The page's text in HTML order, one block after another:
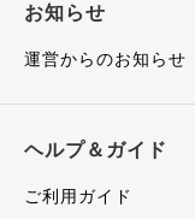
お知らせ
運営からのお知らせ
ヘルプ＆ガイド
ご利用ガイド